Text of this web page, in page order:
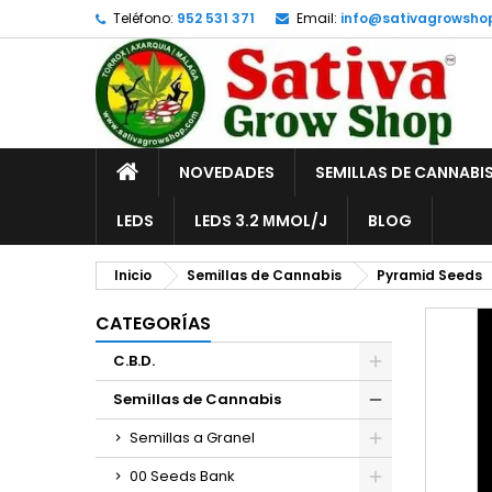
Teléfono: 952 531 371 Email:
INICIONOVEDADES SEMILLAS DE CANNABIS
LEDS LEDS 3.2 ΜMOL/J BLOG
Inicio Semillas de Cannabis Pyramid Seeds
CATEGORÍAS
C.B.D.
Semillas de Cannabis
Semillas a Granel
00 Seeds Bank